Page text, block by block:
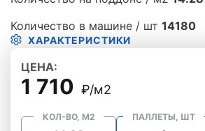
Количество в машине / шт 14180
ХАРАКТЕРИСТИКИ
ЦЕНА:
1 710 ₽/м2
КОЛ-ВО, М2 ПАЛЛЕТЫ, ШТ